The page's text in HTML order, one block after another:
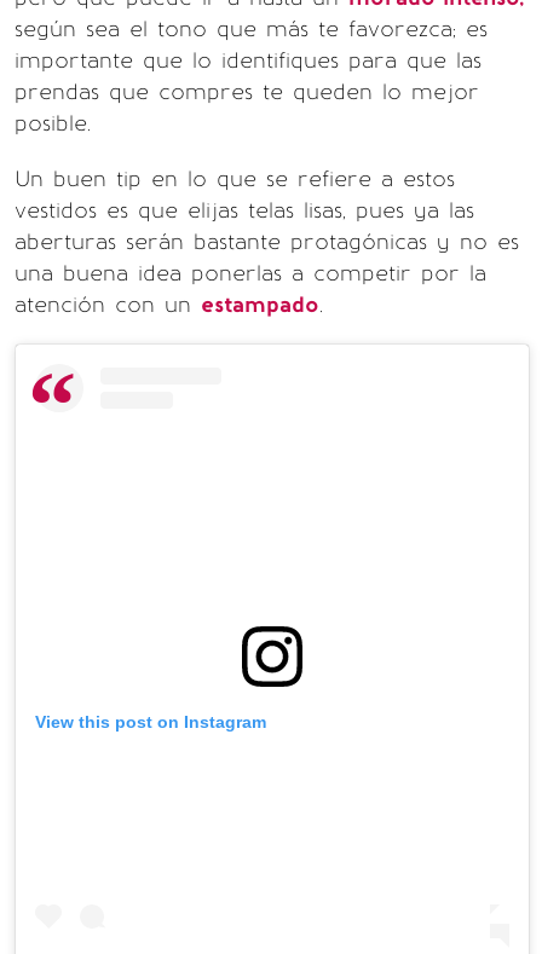
según sea el tono que más te favorezca; es
importante que lo identifiques para que las
prendas que compres te queden lo mejor
posible.
Un buen tip en lo que se refiere a estos
vestidos es que elijas telas lisas, pues ya las
aberturas serán bastante protagónicas y no es
una buena idea ponerlas a competir por la
atención con un estampado.
View this post on Instagram